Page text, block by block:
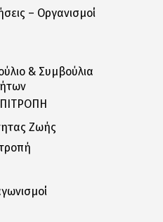
– Οργανισμοί
& Συμβούλια
Ζωής